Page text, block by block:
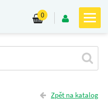
0
Zpět na katalog